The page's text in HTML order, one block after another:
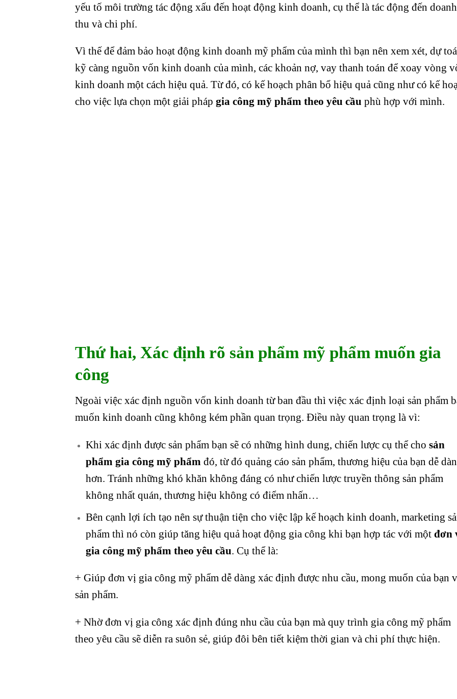
yếu tố môi trường tác động xấu đến hoạt động kinh doanh, cụ thể là tác động đến doanh
thu và chi phí.
Vì thế để đảm bảo hoạt động kinh doanh mỹ phẩm của mình thì bạn nên xem xét, dự
kỹ càng nguồn vốn kinh doanh của mình, các khoản nợ, vay thanh toán để xoay vòng
kinh doanh một cách hiệu quả. Từ đó, có kế hoạch phân bổ hiệu quả cũng như có kế
cho việc lựa chọn một giải pháp gia công mỹ phẩm theo yêu cầu phù hợp với mình.
Thứ hai, Xác định rõ sản phẩm mỹ phẩm muốn gia
công
Ngoài việc xác định nguồn vốn kinh doanh từ ban đầu thì việc xác định loại sản phẩm
muốn kinh doanh cũng không kém phần quan trọng. Điều này quan trọng là vì:
Khi xác định được sản phẩm bạn sẽ có những hình dung, chiến lược cụ thể cho sản
phẩm gia công mỹ phẩm đó, từ đó quảng cáo sản phẩm, thương hiệu của bạn dễ
hơn. Tránh những khó khăn không đáng có như chiến lược truyền thông sản phẩm
không nhất quán, thương hiệu không có điểm nhấn…
Bên cạnh lợi ích tạo nên sự thuận tiện cho việc lập kế hoạch kinh doanh, marketing
phẩm thì nó còn giúp tăng hiệu quả hoạt động gia công khi bạn hợp tác với mộtđơn
gia công mỹ phẩm theo yêu cầu. Cụ thể là:
+ Giúp đơn vị gia công mỹ phẩm dễ dàng xác định được nhu cầu, mong muốn của bạn
sản phẩm.
+ Nhờ đơn vị gia công xác định đúng nhu cầu của bạn mà quy trình gia công mỹ phẩm
theo yêu cầu sẽ diễn ra suôn sẻ, giúp đôi bên tiết kiệm thời gian và chi phí thực hiện.